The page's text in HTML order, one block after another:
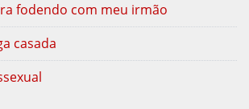
fodendo com meu irmão
casada